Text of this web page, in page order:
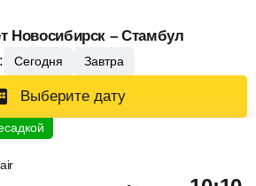
Новосибирск – Стамбул
Сегодня Завтра
Выберите дату